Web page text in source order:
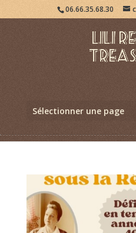
06.66.35.68.30
Sélectionner une page